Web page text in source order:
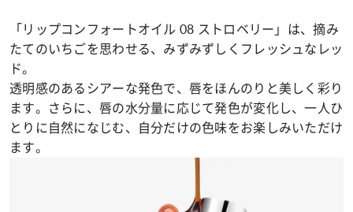
「リップコンフォートオイル 08 ストロベリー」は、摘み
たてのいちごを思わせる、みずみずしくフレッシュなレッ
ド。
透明感のあるシアーな発色で、唇をほんのりと美しく彩り
ます。さらに、唇の水分量に応じて発色が変化し、一人ひ
とりに自然になじむ、自分だけの色味をお楽しみいただけ
ます。